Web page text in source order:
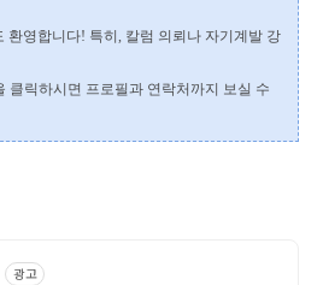
환영합니다! 특히, 칼럼 의뢰나 자기계발 강
클릭하시면 프로필과 연락처까지 보실 수
광고